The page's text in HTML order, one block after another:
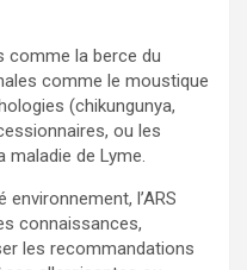
comme la berce du
comme le moustique
(chikungunya,
ou les
de Lyme.
l’ARS
connaissances,
les recommandations